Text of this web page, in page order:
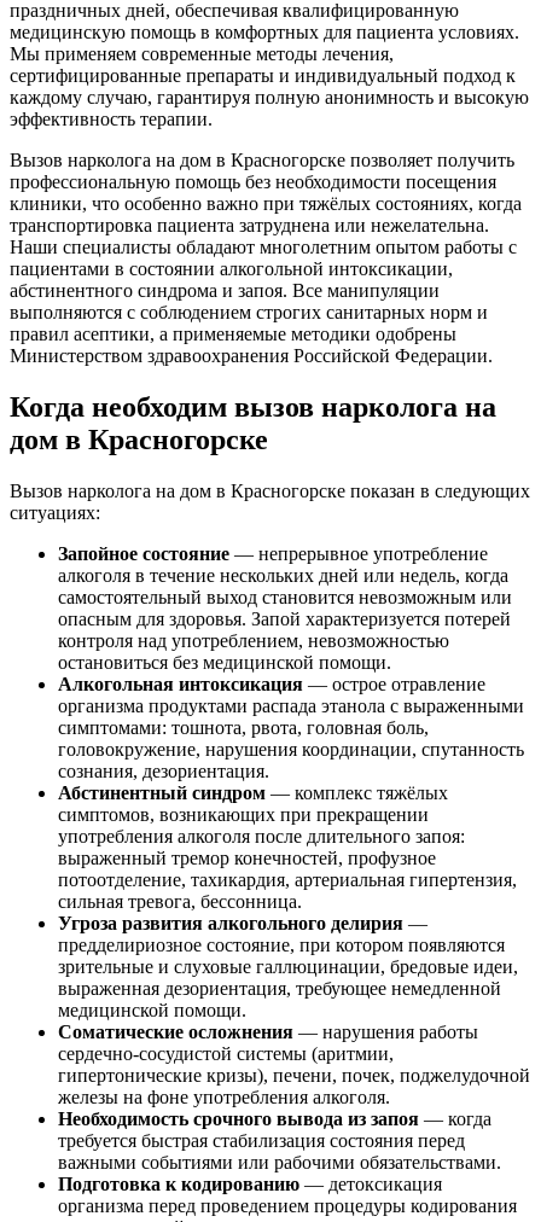
праздничных дней, обеспечивая квалифицированную
медицинскую помощь в комфортных для пациента условиях.
Мы применяем современные методы лечения,
сертифицированные препараты и индивидуальный подход к
каждому случаю, гарантируя полную анонимность и высокую
эффективность терапии.
Вызов нарколога на дом в Красногорске позволяет получить
профессиональную помощь без необходимости посещения
клиники, что особенно важно при тяжёлых состояниях, когда
транспортировка пациента затруднена или нежелательна.
Наши специалисты обладают многолетним опытом работы с
пациентами в состоянии алкогольной интоксикации,
абстинентного синдрома и запоя. Все манипуляции
выполняются с соблюдением строгих санитарных норм и
правил асептики, а применяемые методики одобрены
Министерством здравоохранения Российской Федерации.
Когда необходим вызов нарколога на
дом в Красногорске
Вызов нарколога на дом в Красногорске показан в следующих
ситуациях:
Запойное состояние — непрерывное употребление
алкоголя в течение нескольких дней или недель, когда
самостоятельный выход становится невозможным или
опасным для здоровья. Запой характеризуется потерей
контроля над употреблением, невозможностью
остановиться без медицинской помощи.
Алкогольная интоксикация — острое отравление
организма продуктами распада этанола с выраженными
симптомами: тошнота, рвота, головная боль,
головокружение, нарушения координации, спутанность
сознания, дезориентация.
Абстинентный синдром — комплекс тяжёлых
симптомов, возникающих при прекращении
употребления алкоголя после длительного запоя:
выраженный тремор конечностей, профузное
потоотделение, тахикардия, артериальная гипертензия,
сильная тревога, бессонница.
Угроза развития алкогольного делирия —
предделириозное состояние, при котором появляются
зрительные и слуховые галлюцинации, бредовые идеи,
выраженная дезориентация, требующее немедленной
медицинской помощи.
Соматические осложнения — нарушения работы
сердечно-сосудистой системы (аритмии,
гипертонические кризы), печени, почек, поджелудочной
железы на фоне употребления алкоголя.
Необходимость срочного вывода из запоя — когда
требуется быстрая стабилизация состояния перед
важными событиями или рабочими обязательствами.
Подготовка к кодированию — детоксикация
организма перед проведением процедуры кодирования